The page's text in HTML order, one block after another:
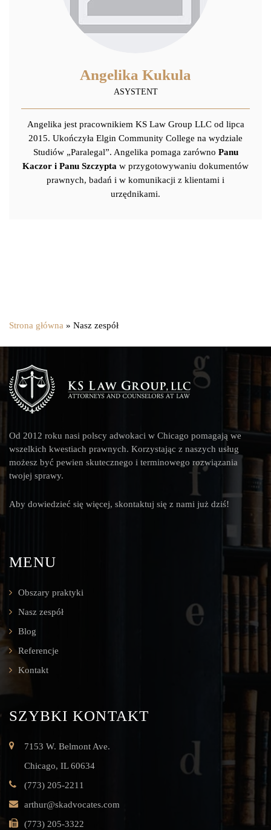
Angelika Kukula
ASYSTENT
Angelika jest pracownikiem KS Law Group LLC od lipca
2015. Ukończyła Elgin Community College na wydziale
Studiów „Paralegal”. Angelika pomaga zarówno Panu
Kaczor i Panu Szczypta w przygotowywaniu dokumentów
prawnych, badań i w komunikacji z klientami i
urzędnikami.
Strona główna » Nasz zespół
Od 2012 roku nasi polscy adwokaci w Chicago pomagają we
wszelkich kwestiach prawnych. Korzystając z naszych usług
możesz być pewien skutecznego i terminowego rozwiązania
twojej sprawy.
Aby dowiedzieć się więcej, skontaktuj się z nami już dziś!
MENU
Obszary praktyki
Nasz zespół
Blog
Referencje
Kontakt
SZYBKI KONTAKT
7153 W. Belmont Ave.
Chicago, IL 60634
(773) 205-2211
arthur@skadvocates.com
(773) 205-3322